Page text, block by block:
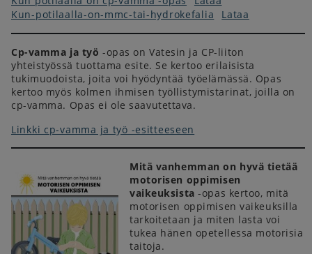
Kun-potilaalla-on-mmc-tai-hydrokefalia
Lataa
Cp-vamma ja työ -opas on Vatesin ja CP-liiton
yhteistyössä tuottama esite. Se kertoo erilaisista
tukimuodoista, joita voi hyödyntää työelämässä. Opas
kertoo myös kolmen ihmisen työllistymistarinat, joilla on
cp-vamma. Opas ei ole saavutettava.
Linkki cp-vamma ja työ -esitteeseen
Mitä vanhemman on hyvä tietää
motorisen oppimisen
vaikeuksista -opas kertoo, mitä
motorisen oppimisen vaikeuksilla
tarkoitetaan ja miten lasta voi
tukea hänen opetellessa motorisia
taitoja.